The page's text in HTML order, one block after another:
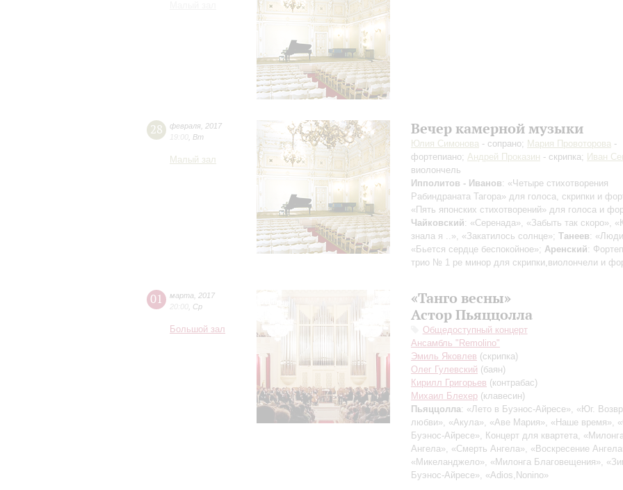
28 февраля 2017
19:00 Вт
Малый зал
Вечер камерной музыки
Юлия Симонова - сопрано; Мария Провоторова -
фортепиано; Андрей Проказин - скрипка; Иван
виолончель
Ипполитов - Иванов: «Четыре стихотворения
Рабиндраната Тагора» для голоса, скрипки и
«Пять японских стихотворений» для голоса и
Чайковский: «Серенада», «Забыть так скоро»,
знала я ..», «Закатилось солнце»; Танеев:
«Бьется сердце беспокойное»; Аренский:
трио № 1 ре минор для скрипки,виолончели и
01 марта
2017
20:00 Ср
Большой зал
«Танго весны»
Астор Пьяццолла
Общедоступный концерт
Ансамбль "Remolino"
Эмиль Яковлев (скрипка)
Олег Гулевский (баян)
Кирилл Григорьев (контрабас)
Михаил Блехер (клавесин)
Пьяццолла: «Лето в Буэнос-Айресе», «Юг.
любви», «Акула», «Аве Мария», «Наше время»,
Буэнос-Айресе», Концерт для квартета,
Ангела», «Смерть Ангела», «Воскресение
«Микеланджело», «Милонга Благовещения»,
Буэнос-Айресе», «Adios,Nonino»